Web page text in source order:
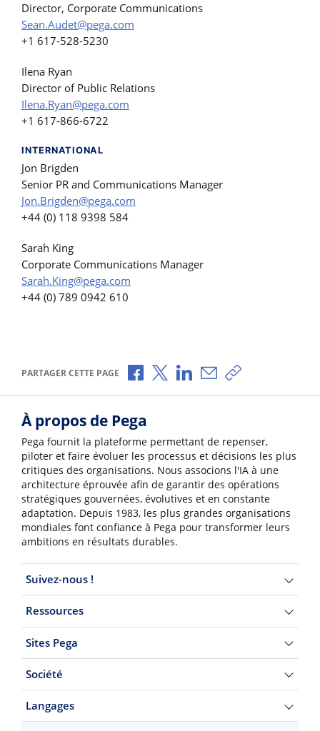
Director, Corporate Communications
Sean.Audet@pega.com
+1 617-528-5230
Ilena Ryan
Director of Public Relations
Ilena.Ryan@pega.com
+1 617-866-6722
INTERNATIONAL
Jon Brigden
Senior PR and Communications Manager
Jon.Brigden@pega.com
+44 (0) 118 9398 584
Sarah King
Corporate Communications Manager
Sarah.King@pega.com
+44 (0) 789 0942 610
PARTAGER CETTE PAGE Partager via Facebook
Partager via X
Partager via LinkedIn
Partager par e-mail
Copier le lien
À propos de Pega
Pega fournit la plateforme permettant de repenser,
piloter et faire évoluer les processus et décisions les plus
critiques des organisations. Nous associons l'IA à une
architecture éprouvée afin de garantir des opérations
stratégiques gouvernées, évolutives et en constante
adaptation. Depuis 1983, les plus grandes organisations
mondiales font confiance à Pega pour transformer leurs
ambitions en résultats durables.
Suivez-nous !
Ressources
Sites Pega
Société
Langages